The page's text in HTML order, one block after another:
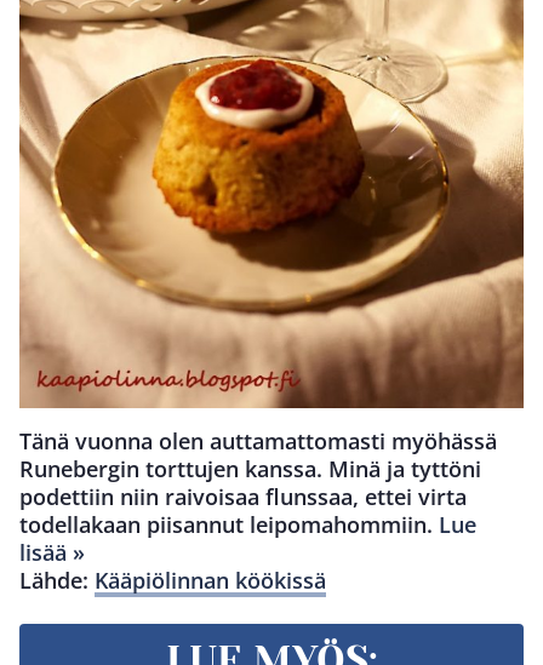
Tänä vuonna olen auttamattomasti myöhässä
Runebergin torttujen kanssa. Minä ja tyttöni
podettiin niin raivoisaa flunssaa, ettei virta
todellakaan piisannut leipomahommiin. Lue
lisää »
Lähde: Kääpiölinnan köökissä